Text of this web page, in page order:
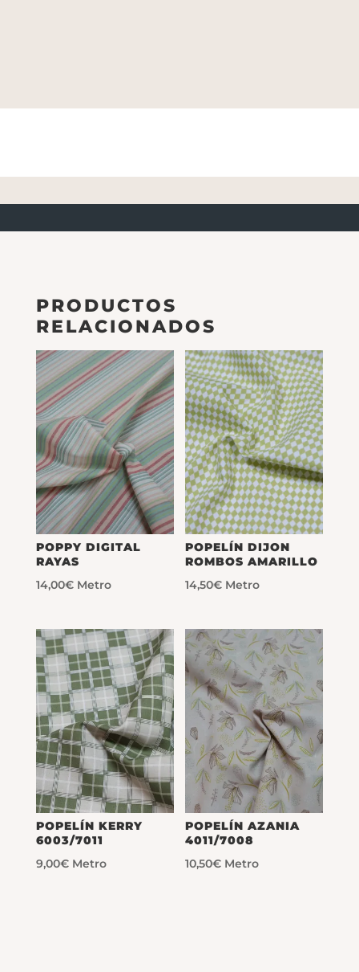
PRODUCTOS
RELACIONADOS
POPPY DIGITAL
RAYAS
14,00€ Metro
POPELÍN DIJON
ROMBOS AMARILLO
14,50€ Metro
POPELÍN KERRY
6003/7011
9,00€ Metro
POPELÍN AZANIA
4011/7008
10,50€ Metro